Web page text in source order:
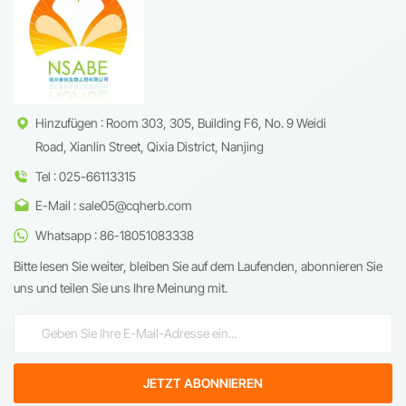
Signalwege zu modulieren und
die Stoffwechselgesundheit zu
verbessern, in der
biomedizinischen Forschung
und der Nutraceutika-
Entwicklung gro&szlig;e
Nutraceutika-Formulierungen.
Hinzufügen : Room 303, 305, Building F6, No. 9 Weidi
Road, Xianlin Street, Qixia District, Nanjing
Tel : 025-66113315
E-Mail : sale05@cqherb.com
Whatsapp : 86-18051083338
Bitte lesen Sie weiter, bleiben Sie auf dem Laufenden, abonnieren Sie
uns und teilen Sie uns Ihre Meinung mit.